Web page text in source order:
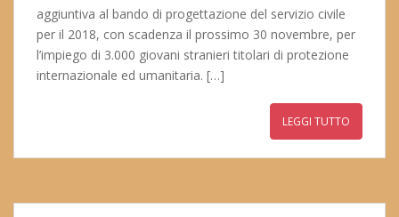
aggiuntiva al bando di progettazione del servizio civile
per il 2018, con scadenza il prossimo 30 novembre, per
l’impiego di 3.000 giovani stranieri titolari di protezione
internazionale ed umanitaria. […]
LEGGI TUTTO